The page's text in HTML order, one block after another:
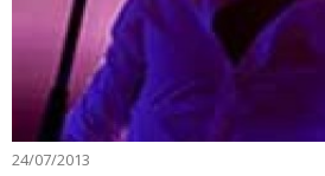
24/07/2013